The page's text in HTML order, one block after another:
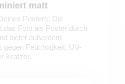
matt
Posters: Die
das Foto als Poster durch
bietet außerdem
Feuchtigkeit, UV-
Kratzer.